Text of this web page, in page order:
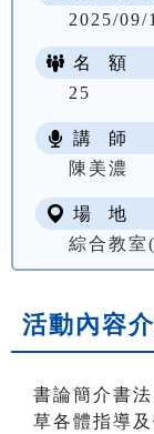
2025/09/
名 額
25
講 師
陳美濃
場 地
綜合教室
活動內容
書論簡介書
草各體指導